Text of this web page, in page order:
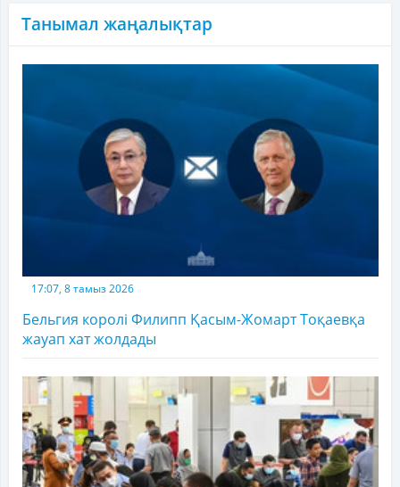
Танымал жаңалықтар
17:07, 8 тамыз 2026
Бельгия королі Филипп Қасым-Жомарт Тоқаевқа
жауап хат жолдады